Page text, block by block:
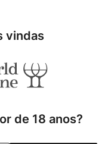
Graduação
vindas
de 18 anos?